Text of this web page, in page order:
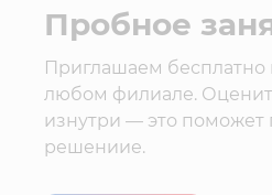
Пробное
Приглашаем бесплатно
любом филиале.
изнутри — это поможет
решениие.